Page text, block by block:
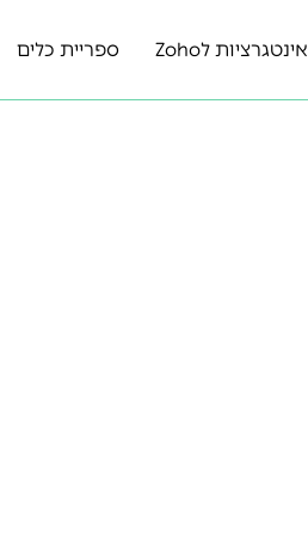
אינטגרציות לZoho ספריית כלים